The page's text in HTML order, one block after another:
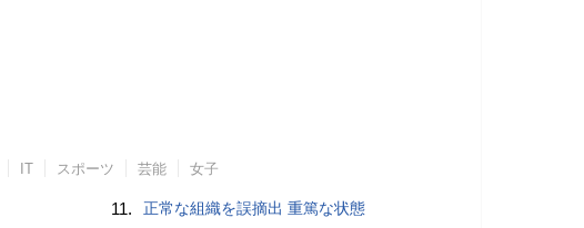
IT スポーツ 芸能 女子
11. 正常な組織を誤摘出 重篤な状態